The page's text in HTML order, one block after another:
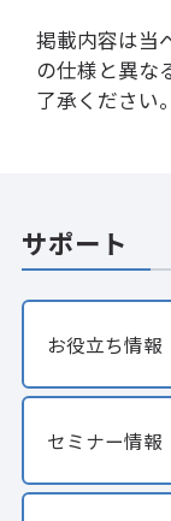
掲載内容は当
の仕様と異な
了承ください。
サポート
お役立ち情報
セミナー情報